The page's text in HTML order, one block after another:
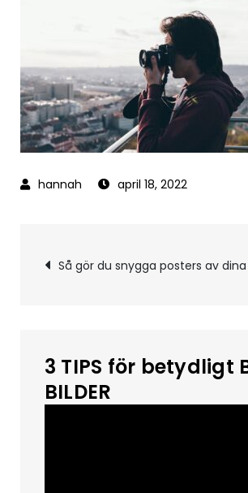
april 18, 2022
Så gör du snygga posters av
3 TIPS för betydligt
BILDER